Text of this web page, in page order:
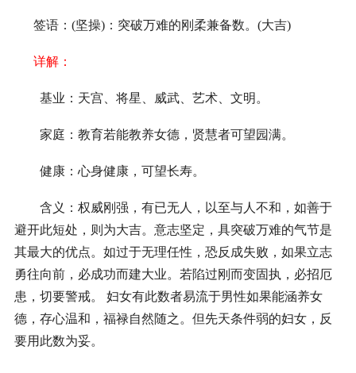
签语：(坚操)：突破万难的刚柔兼备数。(大吉)
详解：
基业：天宫、将星、威武、艺术、文明。
家庭：教育若能教养女德，贤慧者可望园满。
健康：心身健康，可望长寿。
含义：权威刚强，有已无人，以至与人不和，如善于
避开此短处，则为大吉。意志坚定，具突破万难的气节是
其最大的优点。如过于无理任性，恐反成失败，如果立志
勇往向前，必成功而建大业。若陷过刚而变固执，必招厄
患，切要警戒。 妇女有此数者易流于男性如果能涵养女
德，存心温和，福禄自然随之。但先天条件弱的妇女，反
要用此数为妥。